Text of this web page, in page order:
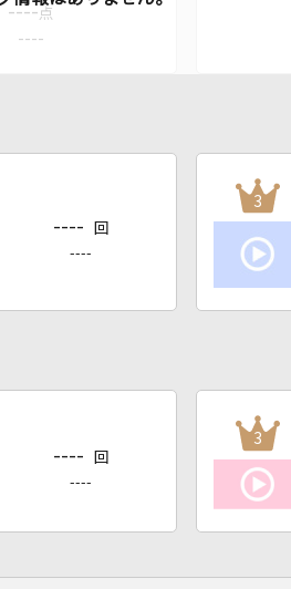
---- 点
----
---- 回
----
3
---- 回
----
3